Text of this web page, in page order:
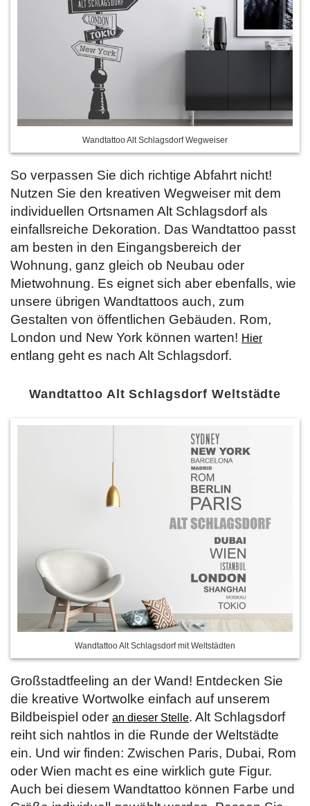
Wandtattoo Alt Schlagsdorf Wegweiser
So verpassen Sie dich richtige Abfahrt nicht!
Nutzen Sie den kreativen Wegweiser mit dem
individuellen Ortsnamen Alt Schlagsdorf als
einfallsreiche Dekoration. Das Wandtattoo passt
am besten in den Eingangsbereich der
Wohnung, ganz gleich ob Neubau oder
Mietwohnung. Es eignet sich aber ebenfalls, wie
unsere übrigen Wandtattoos auch, zum
Gestalten von öffentlichen Gebäuden. Rom,
London und New York können warten! Hier
entlang geht es nach Alt Schlagsdorf.
Wandtattoo Alt Schlagsdorf Weltstädte
Wandtattoo Alt Schlagsdorf mit Weltstädten
Großstadtfeeling an der Wand! Entdecken Sie
die kreative Wortwolke einfach auf unserem
Bildbeispiel oder an dieser Stelle. Alt Schlagsdorf
reiht sich nahtlos in die Runde der Weltstädte
ein. Und wir finden: Zwischen Paris, Dubai, Rom
oder Wien macht es eine wirklich gute Figur.
Auch bei diesem Wandtattoo können Farbe und